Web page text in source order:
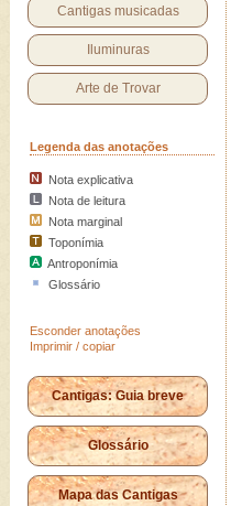
Cantigas musicadas
Iluminuras
Arte de Trovar
Legenda das anotações
Nota explicativa
Nota de leitura
Nota marginal
Toponímia
Antroponímia
Glossário
Esconder anotações
Imprimir / copiar
Cantigas: Guia breve
Glossário
Mapa das Cantigas